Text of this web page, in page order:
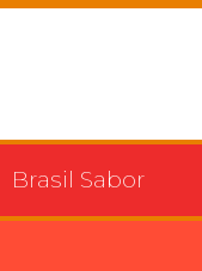
Brasil Sabor